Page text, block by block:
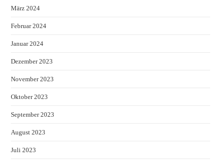
März 2024
Februar 2024
Januar 2024
Dezember 2023
November 2023
Oktober 2023
September 2023
August 2023
Juli 2023